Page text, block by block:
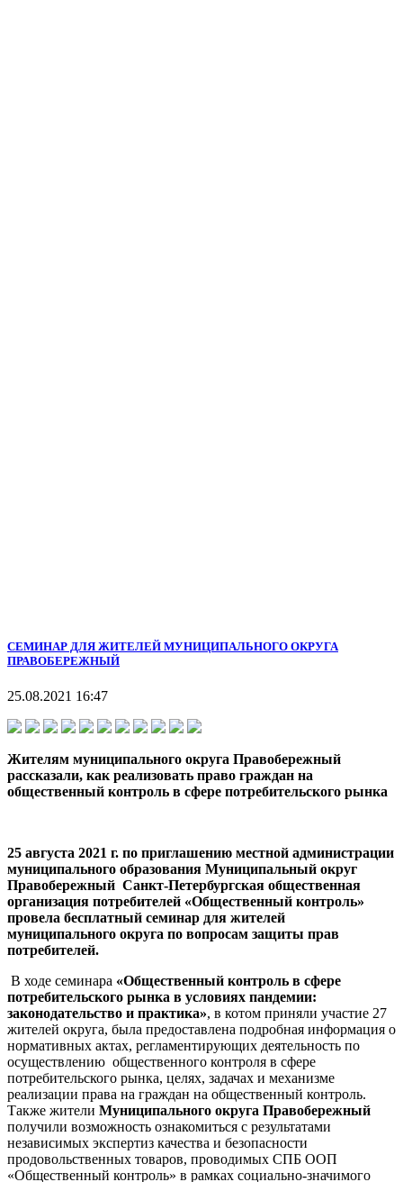
СЕМИНАР ДЛЯ ЖИТЕЛЕЙ МУНИЦИПАЛЬНОГО ОКРУГА
ПРАВОБЕРЕЖНЫЙ
25.08.2021 16:47
Жителям муниципального округа Правобережный
рассказали, как реализовать право граждан на
общественный контроль в сфере потребительского рынка
25 августа 2021 г. по приглашению местной администрации
муниципального образования Муниципальный округ
Правобережный Санкт-Петербургская общественная
организация потребителей «Общественный контроль»
провела бесплатный семинар для жителей
муниципального округа по вопросам защиты прав
потребителей.
В ходе семинара «Общественный контроль в сфере
потребительского рынка в условиях пандемии:
законодательство и практика», в котом приняли участие 27
жителей округа, была предоставлена подробная информация о
нормативных актах, регламентирующих деятельность по
осуществлению общественного контроля в сфере
потребительского рынка, целях, задачах и механизме
реализации права на граждан на общественный контроль.
Также жители Муниципального округа Правобережный
получили возможность ознакомиться с результатами
независимых экспертиз качества и безопасности
продовольственных товаров, проводимых СПБ ООП
«Общественный контроль» в рамках социально-значимого